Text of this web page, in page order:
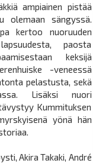
ampiainen pistää
olemaan sängyssä.
kertoo nuoruuden
paosta
keksijä
-veneessä
pelastusta, sekä
Lisäksi nuori
Kummituksen
yönä hän
Akira Takaki, André